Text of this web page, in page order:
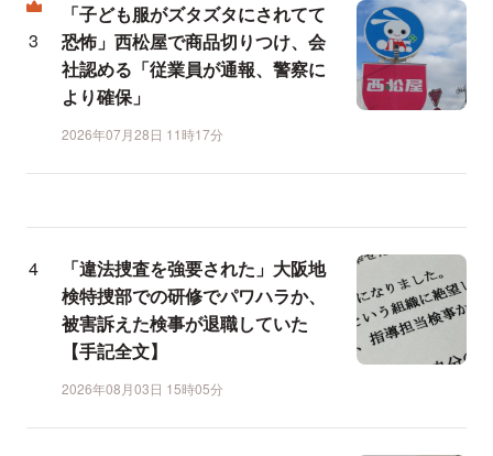
「子ども服がズタズタにされてて
恐怖」西松屋で商品切りつけ、会
社認める「従業員が通報、警察に
より確保」
2026年07月28日 11時17分
「違法捜査を強要された」大阪地
検特捜部での研修でパワハラか、
被害訴えた検事が退職していた
【手記全文】
2026年08月03日 15時05分